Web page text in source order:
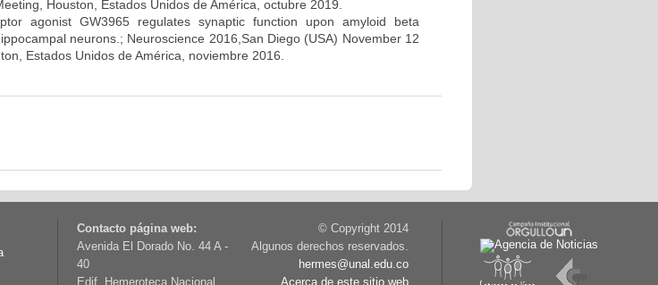
Houston, Estados Unidos de América, octubre 2019.
agonist GW3965 regulates synaptic function upon amyloid beta
neurons.; Neuroscience 2016,San Diego (USA) November 12
Estados Unidos de América, noviembre 2016.
Contacto página web:
Avenida El Dorado No. 44 A -
40
Edif. Hemeroteca Nacional
© Copyright 2014
Algunos derechos reservados.
hermes@unal.edu.co
Acerca de este sitio web